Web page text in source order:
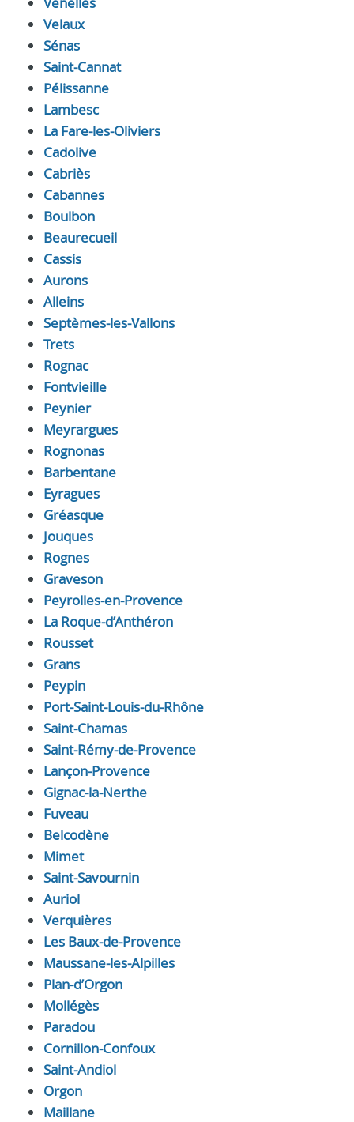
Velaux
Sénas
Saint-Cannat
Pélissanne
Lambesc
La Fare-les-Oliviers
Cadolive
Cabriès
Cabannes
Boulbon
Beaurecueil
Cassis
Aurons
Alleins
Septèmes-les-Vallons
Trets
Rognac
Fontvieille
Peynier
Meyrargues
Rognonas
Barbentane
Eyragues
Gréasque
Jouques
Rognes
Graveson
Peyrolles-en-Provence
La Roque-d’Anthéron
Rousset
Grans
Peypin
Port-Saint-Louis-du-Rhône
Saint-Chamas
Saint-Rémy-de-Provence
Lançon-Provence
Gignac-la-Nerthe
Fuveau
Belcodène
Mimet
Saint-Savournin
Auriol
Verquières
Les Baux-de-Provence
Maussane-les-Alpilles
Plan-d’Orgon
Mollégès
Paradou
Cornillon-Confoux
Saint-Andiol
Orgon
Maillane